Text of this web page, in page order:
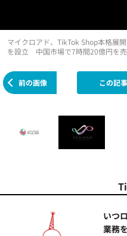
マイクロアド、TikTok Shop本格展
を設立 中国市場で7時間20億円を
前の画像 この記
いつ
業務